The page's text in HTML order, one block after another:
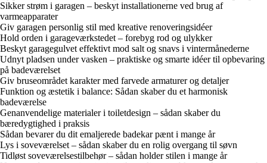
Sikker strøm i garagen – beskyt installationerne ved brug af
varmeapparater
Giv garagen personlig stil med kreative renoveringsidéer
Hold orden i garageværkstedet – forebyg rod og ulykker
Beskyt garagegulvet effektivt mod salt og snavs i vintermånederne
Udnyt pladsen under vasken – praktiske og smarte idéer til opbevaring
på badeværelset
Giv bruseområdet karakter med farvede armaturer og detaljer
Funktion og æstetik i balance: Sådan skaber du et harmonisk
badeværelse
Genanvendelige materialer i toiletdesign – sådan skaber du
bæredygtighed i praksis
Sådan bevarer du dit emaljerede badekar pænt i mange år
Lys i soveværelset – sådan skaber du en rolig overgang til søvn
Tidløst soveværelsestilbehør – sådan holder stilen i mange år